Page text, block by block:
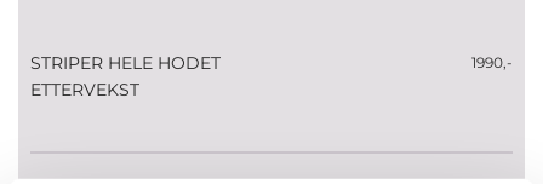
STRIPER HELE HODET
ETTERVEKST
1990,-